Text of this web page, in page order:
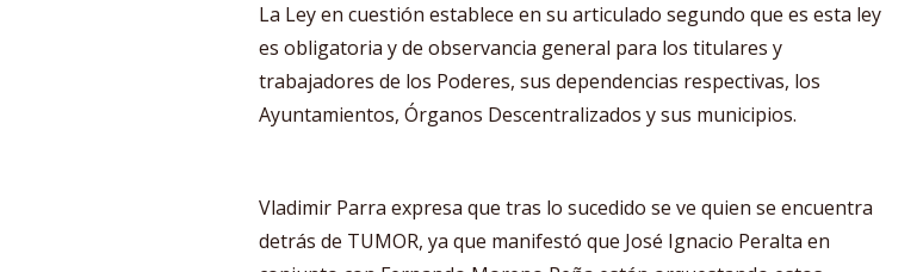
La Ley en cuestión establece en su articulado segundo que es esta ley
es obligatoria y de observancia general para los titulares y
trabajadores de los Poderes, sus dependencias respectivas, los
Ayuntamientos, Órganos Descentralizados y sus municipios.
Vladimir Parra expresa que tras lo sucedido se ve quien se encuentra
detrás de TUMOR, ya que manifestó que José Ignacio Peralta en